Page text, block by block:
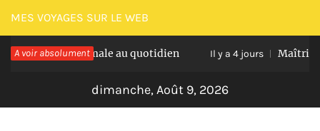
Passer
au
contenu
MES VOYAGES SUR LE WEB
A voir absolument
optimale au quotidien Il y a 4 jours Maîtriser les
dimanche, Août 9, 2026